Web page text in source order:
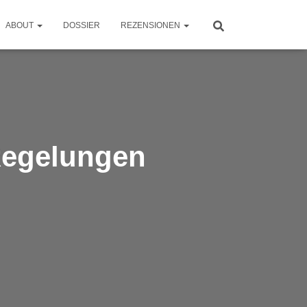
ABOUT DOSSIER REZENSIONEN